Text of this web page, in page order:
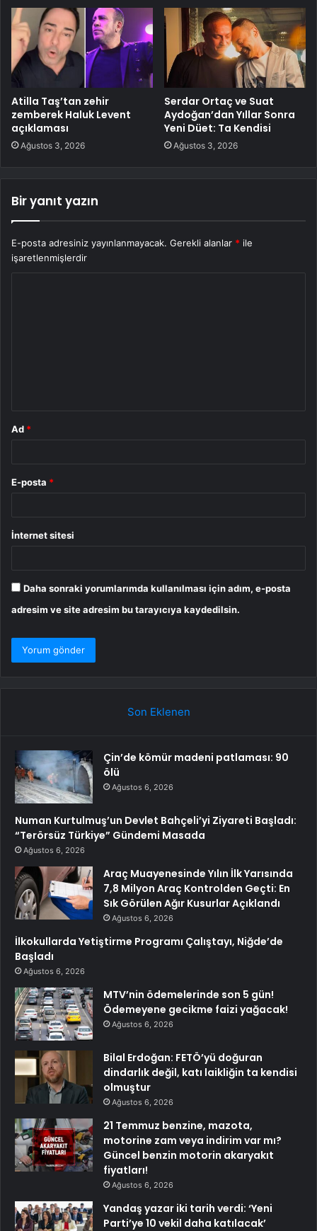
Atilla Taş’tan zehir
zemberek Haluk Levent
açıklaması
Ağustos 3, 2026
Serdar Ortaç ve Suat
Aydoğan’dan Yıllar Sonra
Yeni Düet: Ta Kendisi
Ağustos 3, 2026
Bir yanıt yazın
E-posta adresiniz yayınlanmayacak. Gerekli alanlar * ile
işaretlenmişlerdir
Ad *
E-posta *
İnternet sitesi
Daha sonraki yorumlarımda kullanılması için adım, e-posta
adresim ve site adresim bu tarayıcıya kaydedilsin.
Son Eklenen
Çin’de kömür madeni patlaması: 90
ölü
Ağustos 6, 2026
Numan Kurtulmuş’un Devlet Bahçeli’yi Ziyareti Başladı:
“Terörsüz Türkiye” Gündemi Masada
Ağustos 6, 2026
Araç Muayenesinde Yılın İlk Yarısında
7,8 Milyon Araç Kontrolden Geçti: En
Sık Görülen Ağır Kusurlar Açıklandı
Ağustos 6, 2026
İlkokullarda Yetiştirme Programı Çalıştayı, Niğde’de
Başladı
Ağustos 6, 2026
MTV’nin ödemelerinde son 5 gün!
Ödemeyene gecikme faizi yağacak!
Ağustos 6, 2026
Bilal Erdoğan: FETÖ’yü doğuran
dindarlık değil, katı laikliğin ta kendisi
olmuştur
Ağustos 6, 2026
21 Temmuz benzine, mazota,
motorine zam veya indirim var mı?
Güncel benzin motorin akaryakıt
fiyatları!
Ağustos 6, 2026
Yandaş yazar iki tarih verdi: ‘Yeni
Parti’ye 10 vekil daha katılacak’